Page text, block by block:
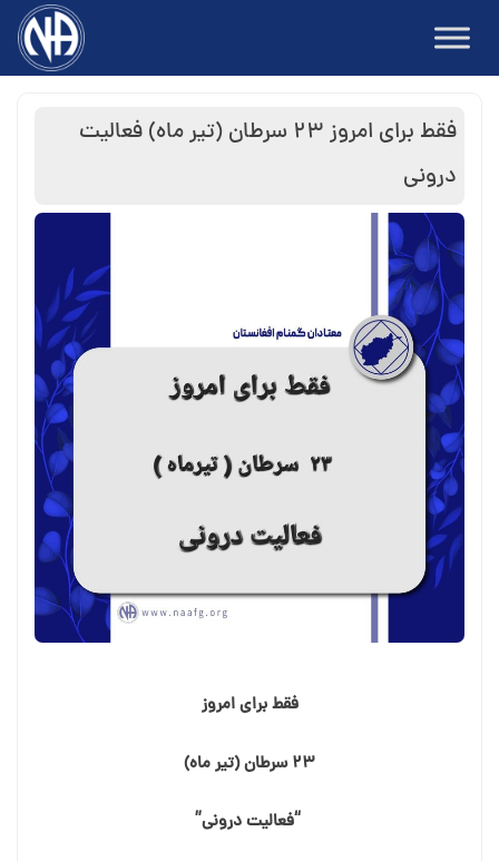
content
فقط برای امروز ۲۳ سرطان (تیر ماه) فعالیت
درونی
فقط برای امروز
۲۳ سرطان (تیر ماه)
“فعالیت درونی”